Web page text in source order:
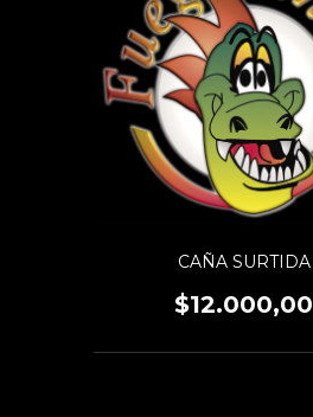
CAÑA SURTIDA
$12.000,00